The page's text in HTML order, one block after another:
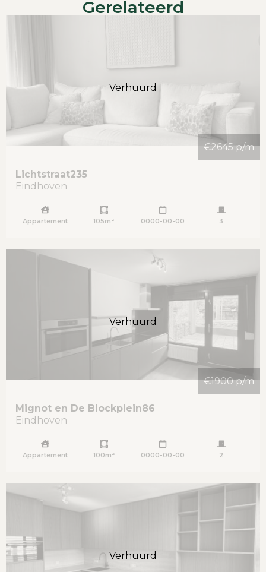
Gerelateerd
Verhuurd
€2645 p/m
Lichtstraat235
Eindhoven
Appartement 105m² 0000-00-00 3
Verhuurd
€1900 p/m
Mignot en De Blockplein86
Eindhoven
Appartement 100m² 0000-00-00 2
Verhuurd